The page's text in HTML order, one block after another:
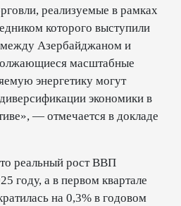
реализуемые в рамках
которого выступили
Азербайджаном и
масштабные
энергетику могут
экономики в
— отмечается в докладе
реальный рост ВВП
году, а в первом квартале
на 0,3% в годовом